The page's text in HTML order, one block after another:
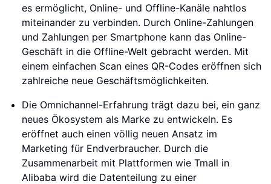
es ermöglicht, Online- und Offline-Kanäle nahtlos
miteinander zu verbinden. Durch Online-Zahlungen
und Zahlungen per Smartphone kann das Online-
Geschäft in die Offline-Welt gebracht werden. Mit
einem einfachen Scan eines QR-Codes eröffnen sich
zahlreiche neue Geschäftsmöglichkeiten.
Die Omnichannel-Erfahrung trägt dazu bei, ein ganz
neues Ökosystem als Marke zu entwickeln. Es
eröffnet auch einen völlig neuen Ansatz im
Marketing für Endverbraucher. Durch die
Zusammenarbeit mit Plattformen wie Tmall in
Alibaba wird die Datenteilung zu einer